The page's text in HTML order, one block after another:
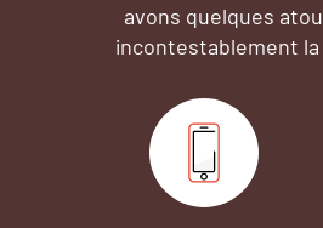
avons quelques
incontestablement